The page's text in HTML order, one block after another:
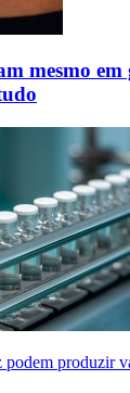
mesmo em
podem produzir